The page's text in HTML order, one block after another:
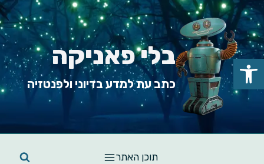
Skip
to
content
בלי פאניקה
כתב עת למדע בדיוני ולפנטזיה
תוכן האתר
פתח סרגל נגישות